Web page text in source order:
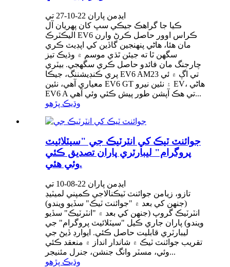
ايڊمن پاران 22-10-27 تي
ڪيا جا گراهڪ جيڪي سڀ کان پهريان آل
اليڪٽرڪ EV6 ڪراس اوور حاصل ڪرڻ وارن
مان هئا، هاڻي پنهنجين گاڏين کي اپڊيٽ ڪري
سگهن ٿا ته جيئن ٿڌي موسم ۾ وڌيڪ تيز
چارجنگ مان فائدو حاصل ڪري سگهجي. بيٽري
پري ڪنڊيشننگ، جيڪا EV6 AM23 تي اڳ ۾ ئي
معياري آهي، نئين EV6 GT ۽ نئين نيرو EV، هاڻي
EV6 A تي هڪ آپشن طور پيش ڪئي وئي آهي...
وڌيڪ پڙهو
جوائنٽ ٽيڪ کي انٽرٽيڪ جي "سيٽلائيٽ
پروگرام" ليبارٽري پاران تصديق ڪئي
وئي هئي.
ايڊمن پاران 22-08-10 تي
تازو، زيامن جوائنٽ ٽيڪنالاجي ڪمپني لميٽيڊ
(جنهن کي بعد ۾ "جوائنٽ ٽيڪ" سڏيو ويندو)
انٽرٽيڪ گروپ (جنهن کي بعد ۾ "انٽرٽيڪ" سڏيو
ويندو) پاران جاري ڪيل "سيٽلائيٽ پروگرام" جي
ليبارٽري قابليت حاصل ڪئي. ايوارڊ ڏيڻ جي
تقريب جوائنٽ ٽيڪ ۾ شاندار انداز ۾ منعقد ڪئي
وئي، مسٽر وانگ جنشن، جنرل مئنيجر...
وڌيڪ پڙهو